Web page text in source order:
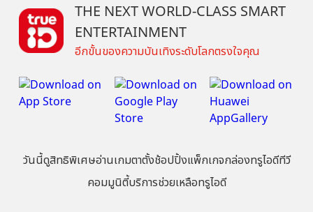
THE NEXT WORLD-CLASS SMART
ENTERTAINMENT
อีกขั้นของความบันเทิงระดับโลกตรงใจคุณ
วันนี้ดูสิทธิพิเศษอ่านเกมตาตั้งช้อปปิ้งแพ็กเกจกล่องทรูไอดีทีวี
คอมมูนิตี้บริการช่วยเหลือทรูไอดี